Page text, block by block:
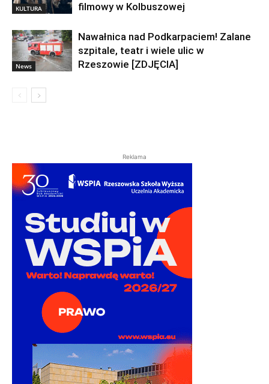
KULTURA
filmowy w Kolbuszowej
News
Nawałnica nad Podkarpaciem! Zalane
szpitale, teatr i wiele ulic w
Rzeszowie [ZDJĘCIA]
Reklama